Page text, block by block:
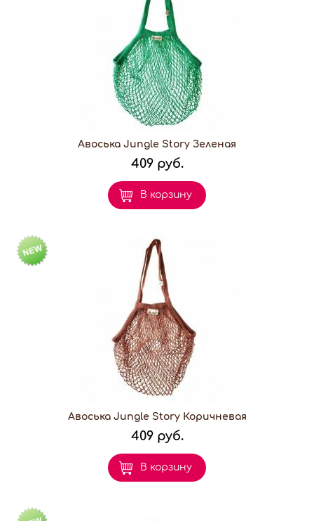
Авоська Jungle Story Зеленая
409 руб.
В корзину
Авоська Jungle Story Коричневая
409 руб.
В корзину